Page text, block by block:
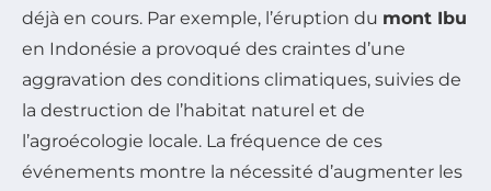
déjà en cours. Par exemple, l’éruption du mont Ibu
en Indonésie a provoqué des craintes d’une
aggravation des conditions climatiques, suivies de
la destruction de l’habitat naturel et de
l’agroécologie locale. La fréquence de ces
événements montre la nécessité d’augmenter les